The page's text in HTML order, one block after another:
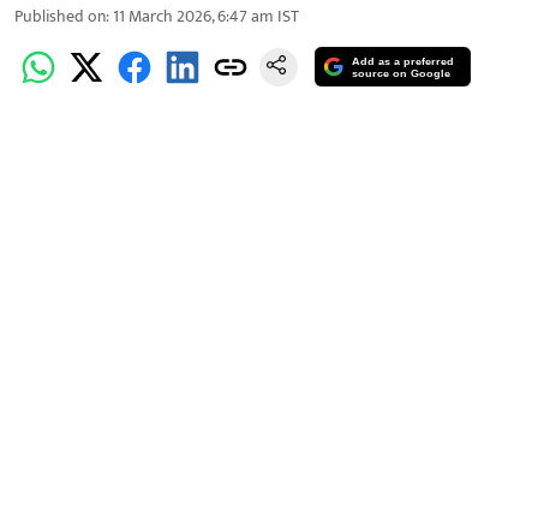
Published on:11 March 2026, 6:47 am IST
Add as a preferred
source on Google